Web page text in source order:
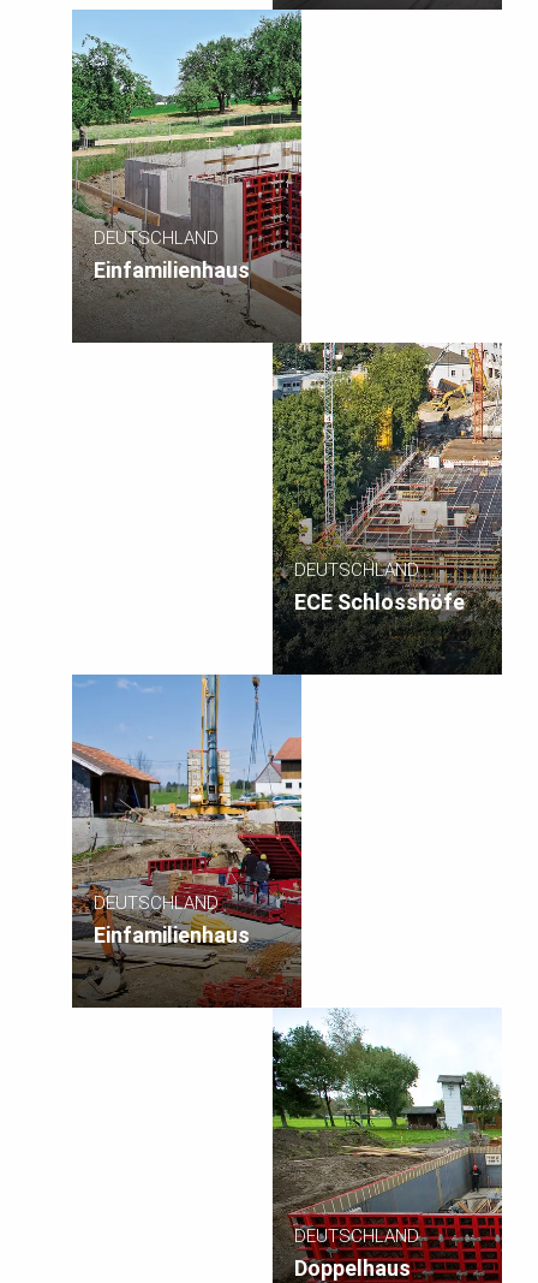
DEUTSCHLAND
Einfamilienhaus
DEUTSCHLAND
ECE Schlosshöfe
DEUTSCHLAND
Einfamilienhaus
DEUTSCHLAND
Doppelhaus